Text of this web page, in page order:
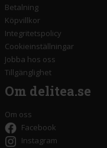
Betalning
Köpvillkor
Integritetspolicy
Cookieinställningar
Jobba hos oss
Tillgänglighet
Om delitea.se
Om oss
Facebook
Instagram